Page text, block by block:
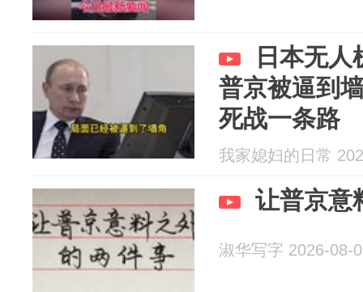
日本无
普京被逼到
死战一条路
我家媳妇的日常
让普京意
淑华写字 2026-08-